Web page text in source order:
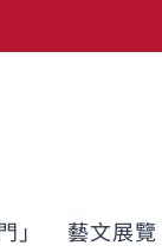
」 藝文展覽